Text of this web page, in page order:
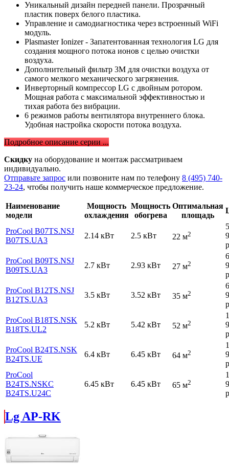
Уникальный дизайн передней панели. Прозрачный
пластик поверх белого пластика.
Управление и самодиагностика через встроенный WiFi
модуль.
Plasmaster Ionizer - Запатентованная технология LG для
создания мощного потока ионов с целью очистки
воздуха.
Дополнительный фильтр 3M для очистки воздуха от
самого мелкого механического загрязнения.
Инверторный компрессор LG с двойным ротором.
Мощная работа с максимальной эффективностью и
тихая работа без вибрации.
6 режимов работы вентилятора внутреннего блока.
Удобная настройка скорости потока воздуха.
Подробное описание серии ...
Скидку на оборудование и монтаж рассматриваем
индивидуально.
Отправьте запрос или позвоните нам по телефону 8 (495) 740-
23-24, чтобы получить наше коммерческое предложение.
Наименование
модели
Мощность
охлаждения
Мощность
обогрева
Оптимальная
площадь
ProCool B07TS.NSJ
B07TS.UA3
2.14 кВт 2.5 кВт 22 м2
ProCool B09TS.NSJ
B09TS.UA3
2.7 кВт 2.93 кВт 27 м2
ProCool B12TS.NSJ
B12TS.UA3
3.5 кВт 3.52 кВт 35 м2
ProCool B18TS.NSK
B18TS.UL2
5.2 кВт 5.42 кВт 52 м2
ProCool B24TS.NSK
B24TS.UE
6.4 кВт 6.45 кВт 64 м2
ProCool
B24TS.NSKC
B24TS.U24C
6.45 кВт 6.45 кВт 65 м2
Lg AP-RK